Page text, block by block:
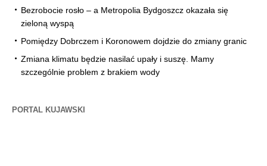
Bezrobocie rosło – a Metropolia Bydgoszcz okazała się
zieloną wyspą
Pomiędzy Dobrczem i Koronowem dojdzie do zmiany granic
Zmiana klimatu będzie nasilać upały i suszę. Mamy
szczególnie problem z brakiem wody
PORTAL KUJAWSKI